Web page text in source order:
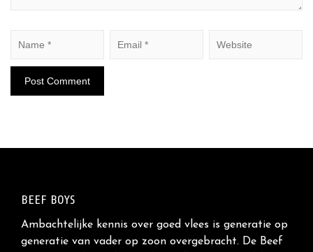
BEEF BOYS
Ambachtelijke kennis over goed vlees is generatie op
generatie van vader op zoon overgebracht. De Beef